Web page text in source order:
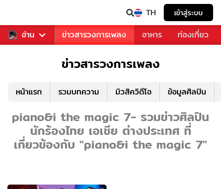
TH เข้าสู่ระบบ
อ่าน
ข่าวบันเทิง ข่าวสารวงการเพลง อาหาร ท่องเที่ยว
ข่าวสารวงการเพลง
หน้าแรก รวมบทความ มิวสิควิดีโอ ข้อมูลศิลปิน
piano&i the magic 7- รวมข่าวศิลปิน
นักร้องไทย เอเชีย ต่างประเทศ ที่
เกี่ยวข้องกับ "piano&i the magic 7"